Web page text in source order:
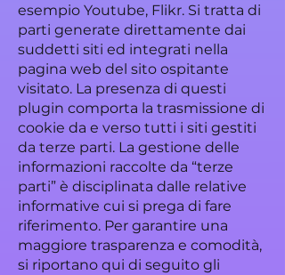
esempio Youtube, Flikr. Si tratta di
parti generate direttamente dai
suddetti siti ed integrati nella
pagina web del sito ospitante
visitato. La presenza di questi
plugin comporta la trasmissione di
cookie da e verso tutti i siti gestiti
da terze parti. La gestione delle
informazioni raccolte da “terze
parti” è disciplinata dalle relative
informative cui si prega di fare
riferimento. Per garantire una
maggiore trasparenza e comodità,
si riportano qui di seguito gli